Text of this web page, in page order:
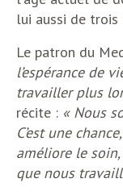
lui aussi de trois
Le patron du
l’espérance de
travailler plus
récite : « Nous
C’est une
améliore le
que nous